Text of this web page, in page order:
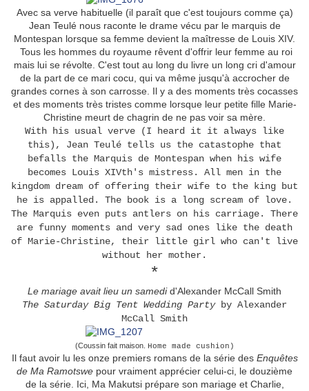
Avec sa verve habituelle (il paraît que c'est toujours comme ça)
Jean Teulé nous raconte le drame vécu par le marquis de
Montespan lorsque sa femme devient la maîtresse de Louis XIV.
Tous les hommes du royaume rêvent d'offrir leur femme au roi
mais lui se révolte. C'est tout au long du livre un long cri d'amour
de la part de ce mari cocu, qui va même jusqu'à accrocher de
grandes cornes à son carrosse. Il y a des moments très cocasses
et des moments très tristes comme lorsque leur petite fille Marie-
Christine meurt de chagrin de ne pas voir sa mère.
With his usual verve (I heard it it always like
this), Jean Teulé tells us the catastophe that
befalls the Marquis de Montespan when his wife
becomes Louis XIVth's mistress. All men in the
kingdom dream of offering their wife to the king but
he is appalled. The book is a long scream of love.
The Marquis even puts antlers on his carriage. There
are funny moments and very sad ones like the death
of Marie-Christine, their little girl who can't live
without her mother.
*
Le mariage avait lieu un samedid'Alexander McCall Smith
The Saturday Big Tent Wedding Partyby Alexander
McCall Smith
(Coussin fait maison. Home made cushion)
Il faut avoir lu les onze premiers romans de la série des Enquêtes
de Ma Ramotswe pour vraiment apprécier celui-ci, le douzième
de la série. Ici, Ma Makutsi prépare son mariage et Charlie,